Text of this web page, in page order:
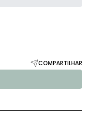
COMPARTILHAR